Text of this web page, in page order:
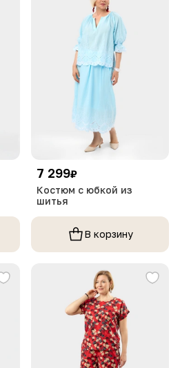
7 299₽
Костюм с юбкой из
шитья
В корзину